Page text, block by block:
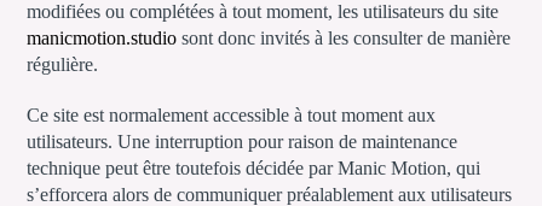
modifiées ou complétées à tout moment, les utilisateurs du site
manicmotion.studio sont donc invités à les consulter de manière
régulière.
Ce site est normalement accessible à tout moment aux
utilisateurs. Une interruption pour raison de maintenance
technique peut être toutefois décidée par Manic Motion, qui
s’efforcera alors de communiquer préalablement aux utilisateurs